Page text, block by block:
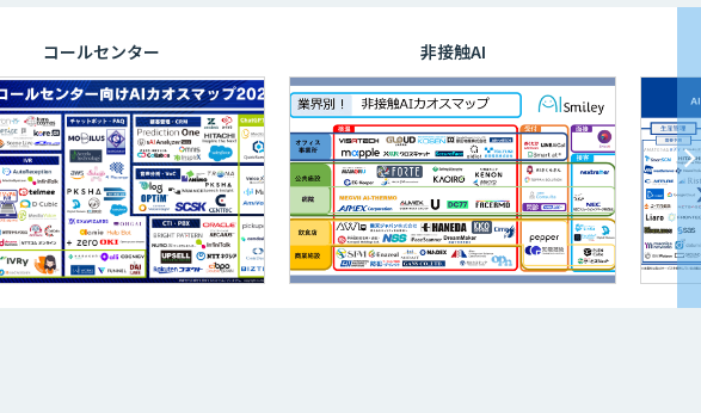
コールセンター 非接触AI